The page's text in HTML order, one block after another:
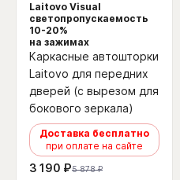
Laitovo Visual
светопропускаемость
10-20%
на зажимах
Каркасные автошторки
Laitovo для передних
дверей (с вырезом для
бокового зеркала)
Доставка бесплатно
при оплате на сайте
3 190 ₽5 878 ₽